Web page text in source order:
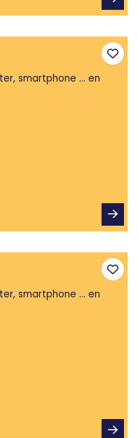
smartphone ... en
smartphone ... en